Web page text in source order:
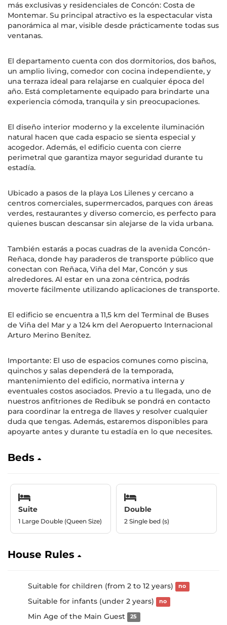
más exclusivas y residenciales de Concón: Costa de
Montemar. Su principal atractivo es la espectacular vista
panorámica al mar, visible desde prácticamente todas sus
ventanas.
El departamento cuenta con dos dormitorios, dos baños,
un amplio living, comedor con cocina independiente, y
una terraza ideal para relajarse en cualquier época del
año. Está completamente equipado para brindarte una
experiencia cómoda, tranquila y sin preocupaciones.
El diseño interior moderno y la excelente iluminación
natural hacen que cada espacio se sienta especial y
acogedor. Además, el edificio cuenta con cierre
perimetral que garantiza mayor seguridad durante tu
estadía.
Ubicado a pasos de la playa Los Lilenes y cercano a
centros comerciales, supermercados, parques con áreas
verdes, restaurantes y diverso comercio, es perfecto para
quienes buscan descansar sin alejarse de la vida urbana.
También estarás a pocas cuadras de la avenida Concón-
Reñaca, donde hay paraderos de transporte público que
conectan con Reñaca, Viña del Mar, Concón y sus
alrededores. Al estar en una zona céntrica, podrás
moverte fácilmente utilizando aplicaciones de transporte.
El edificio se encuentra a 11,5 km del Terminal de Buses
de Viña del Mar y a 124 km del Aeropuerto Internacional
Arturo Merino Benítez.
Importante: El uso de espacios comunes como piscina,
quinchos y salas dependerá de la temporada,
mantenimiento del edificio, normativa interna y
eventuales costos asociados. Previo a tu llegada, uno de
nuestros anfitriones de Redibuk se pondrá en contacto
para coordinar la entrega de llaves y resolver cualquier
duda que tengas. Además, estaremos disponibles para
apoyarte antes y durante tu estadía en lo que necesites.
Beds
Suite
1 Large Double (Queen Size)
Double
2 Single bed (s)
House Rules
Suitable for children (from 2 to 12 years) no
Suitable for infants (under 2 years) no
Min Age of the Main Guest 25